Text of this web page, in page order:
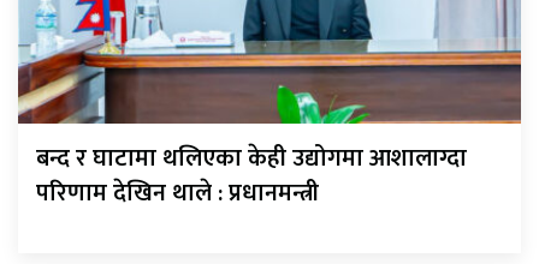
बन्द र घाटामा थलिएका केही उद्योगमा आशालाग्दा
परिणाम देखिन थाले : प्रधानमन्त्री